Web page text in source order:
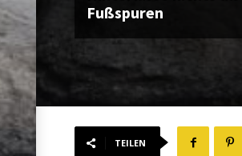
Fußspuren
TEILEN